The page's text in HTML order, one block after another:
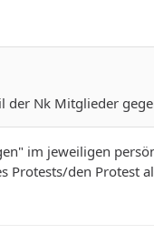
Nk Mitglieder
im jeweiligen
den Protest